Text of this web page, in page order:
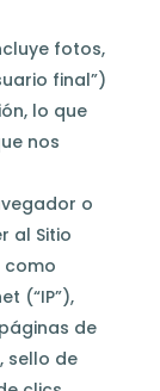
fotos,
final”)
lo que
nos
o
al Sitio
como
(“IP”),
de
sello de